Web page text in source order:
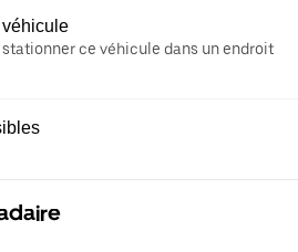
ce véhicule dans un endroit